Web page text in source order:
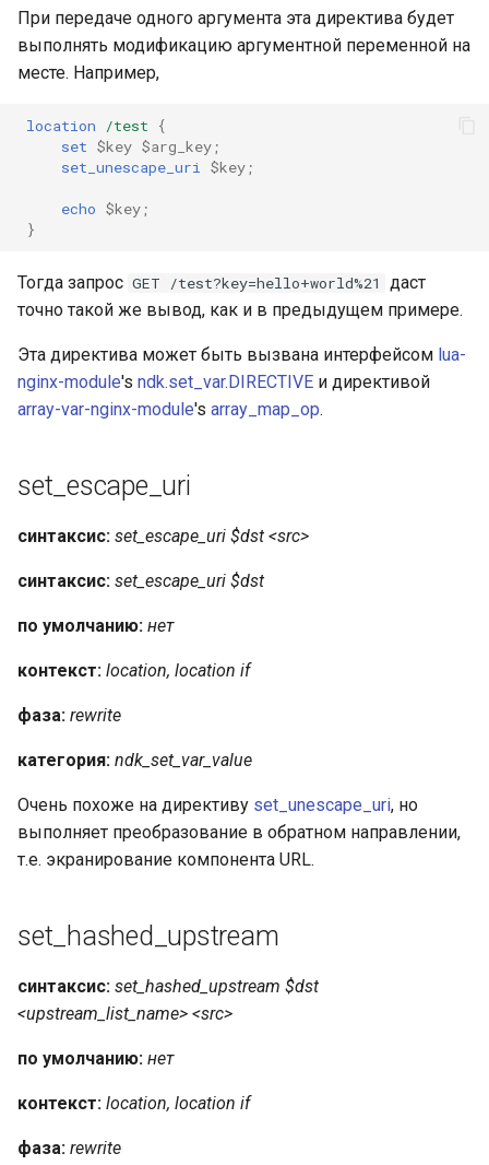
При передаче одного аргумента эта директива будет
выполнять модификацию аргументной переменной на
месте. Например,
location /test
{
set $key $arg_key ;
set_unescape_uri
$key ;
echo $key ;
}
Тогда запрос GET /test?key=hello+world%21
даст
точно такой же вывод, как и в предыдущем примере.
Эта директива может быть вызвана интерфейсом lua-
nginx-module's ndk.set_var.DIRECTIVE и директивой
array-var-nginx-module's array_map_op.
set_escape_uri
синтаксис: set_escape_uri $dst <src>
синтаксис: set_escape_uri $dst
по умолчанию: нет
контекст: location, location if
фаза: rewrite
категория: ndk_set_var_value
Очень похоже на директиву set_unescape_uri, но
выполняет преобразование в обратном направлении,
т.е. экранирование компонента URL.
set_hashed_upstream
синтаксис: set_hashed_upstream $dst
<upstream_list_name> <src>
по умолчанию: нет
контекст: location, location if
фаза: rewrite